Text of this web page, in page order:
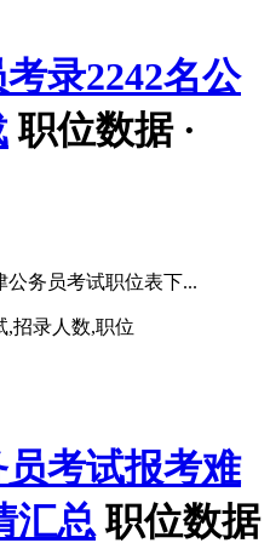
录2242名公
职位数据 ·
公务员考试职位表下...
,招录人数,职位
考试报考难
汇总 职位数据